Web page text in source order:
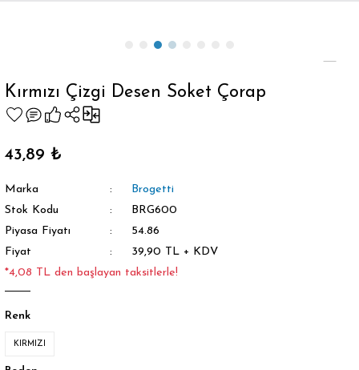
Kırmızı Çizgi Desen Soket Çorap
43,89 ₺
Marka
Brogetti
Stok Kodu
BRG600
Piyasa Fiyatı
54.86
Fiyat
39,90 TL + KDV
*4,08 TL den başlayan taksitlerle!
Renk
KIRMIZI